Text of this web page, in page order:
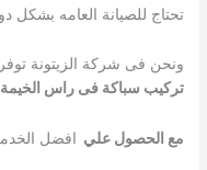
تحتاج للصيانة العامه بشكل
ونحن فى شركة الزيتونة
تركيب سباكة فى راس الخيمة
مع الحصول علي افضل